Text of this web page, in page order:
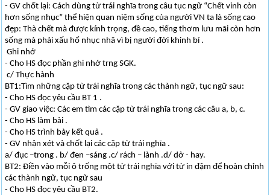
- GV chốt lại: Cách dùng từ trái nghĩa trong câu tục ngữ “Chết vinh còn
hơn sống nhục” thể hiện quan niệm sống của người VN ta là sống cao
đẹp: Thà chết mà được kính trọng, đề cao, tiếng thơm lưu mãi còn hơn
sống mà phải xấu hổ nhục nhã vì bị người đời khinh bỉ .
Ghi nhớ
- Cho HS đọc phần ghi nhớ trng SGK.
c/ Thực hành
BT1:Tìm những cặp từ trái nghĩa trong các thành ngữ, tục ngữ sau:
- Cho HS đọc yêu cầu BT 1 .
- GV giao việc: Các em tìm các cặp từ trái nghĩa trong các câu a, b, c.
- Cho HS làm bài .
- Cho HS trình bày kết quả .
- GV nhận xét và chốt lại các cặp từ trái nghĩa .
a/ đục –trong . b/ đen –sáng .c/ rách – lành .d/ dở - hay.
BT2: Điền vào mỗi ô trống một từ trái nghĩa với từ in đậm để hoàn chỉnh
các thành ngữ, tục ngữ sau
- Cho HS đọc yêu cầu BT2.